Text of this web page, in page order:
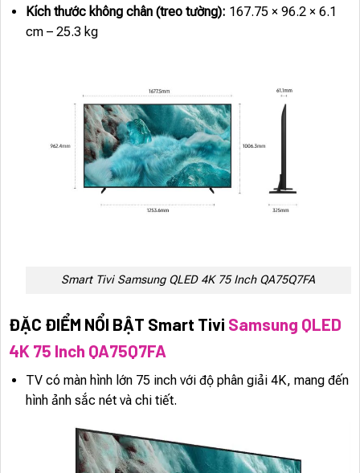
Kích thước không chân (treo tường): 167.75 × 96.2 × 6.1
cm – 25.3 kg
Smart Tivi Samsung QLED 4K 75 Inch QA75Q7FA
ĐẶC ĐIỂM NỔI BẬT Smart Tivi Samsung QLED
4K 75 Inch QA75Q7FA
TV có màn hình lớn 75 inch với độ phân giải 4K, mang đến
hình ảnh sắc nét và chi tiết.